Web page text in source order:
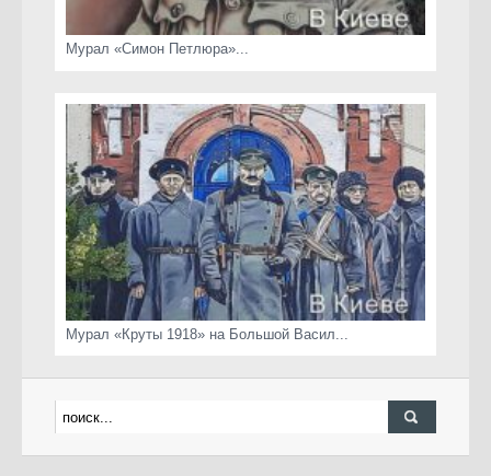
Мурал «Симон Петлюра»...
Мурал «Круты 1918» на Большой Васил...